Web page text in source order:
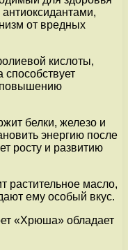
от вредных
кислоты,
повышению
белки, железо и
энергию после
росту и развитию
растительное масло,
ему особый вкус.
«Хрюша» обладает